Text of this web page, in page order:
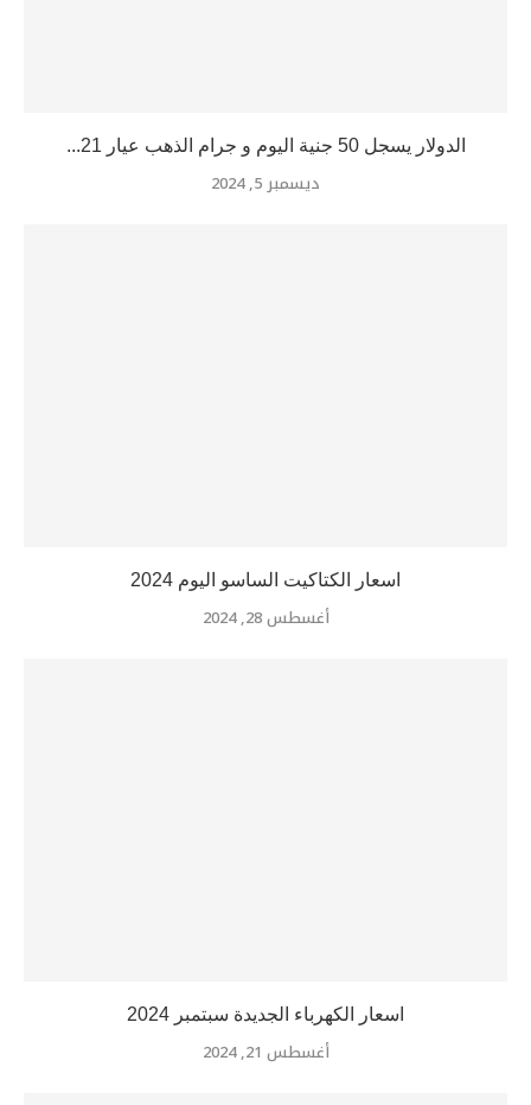
الدولار يسجل 50 جنية اليوم و جرام الذهب عيار 21...
ديسمبر 5, 2024
اسعار الكتاكيت الساسو اليوم 2024
أغسطس 28, 2024
اسعار الكهرباء الجديدة سبتمبر 2024
أغسطس 21, 2024